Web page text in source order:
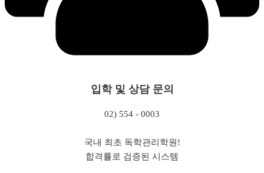
입학 및 상담 문의
02) 554 - 0003
국내 최초 독학관리학원!
합격률로 검증된 시스템